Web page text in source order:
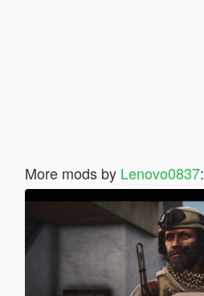
More mods by Lenovo0837: